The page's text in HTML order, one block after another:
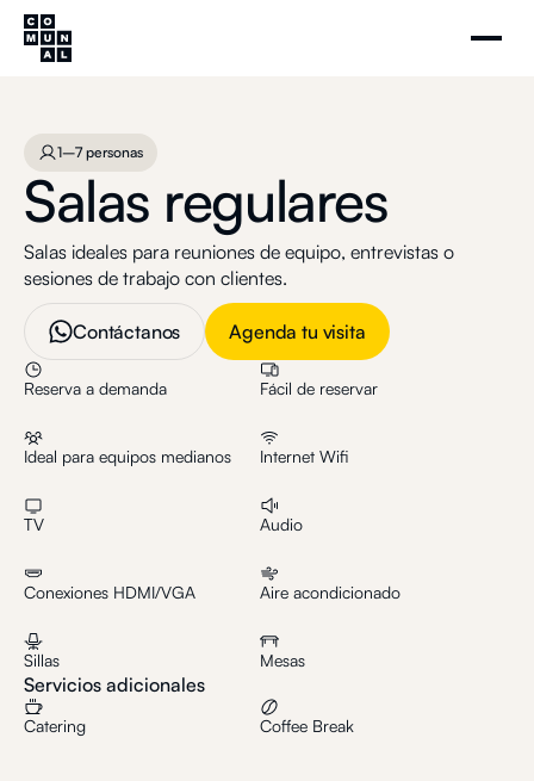
1–7 personas
Salas regulares
Salas ideales para reuniones de equipo, entrevistas o
sesiones de trabajo con clientes.
Contáctanos Agenda tu visita
Reserva a demanda Fácil de reservar
Ideal para equipos medianos Internet Wifi
TV Audio
Conexiones HDMI/VGA Aire acondicionado
Sillas Mesas
Servicios adicionales
Catering Coffee Break